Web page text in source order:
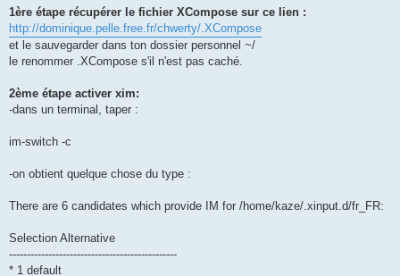
1ère étape récupérer le fichier XCompose sur ce lien :
http://dominique.pelle.free.fr/chwerty/.XCompose
et le sauvegarder dans ton dossier personnel ~/
le renommer .XCompose s'il n'est pas caché.
2ème étape activer xim:
-dans un terminal, taper :
im-switch -c
-on obtient quelque chose du type :
There are 6 candidates which provide IM for /home/kaze/.xinput.d/fr_FR:
Selection Alternative
-----------------------------------------------
* 1 default